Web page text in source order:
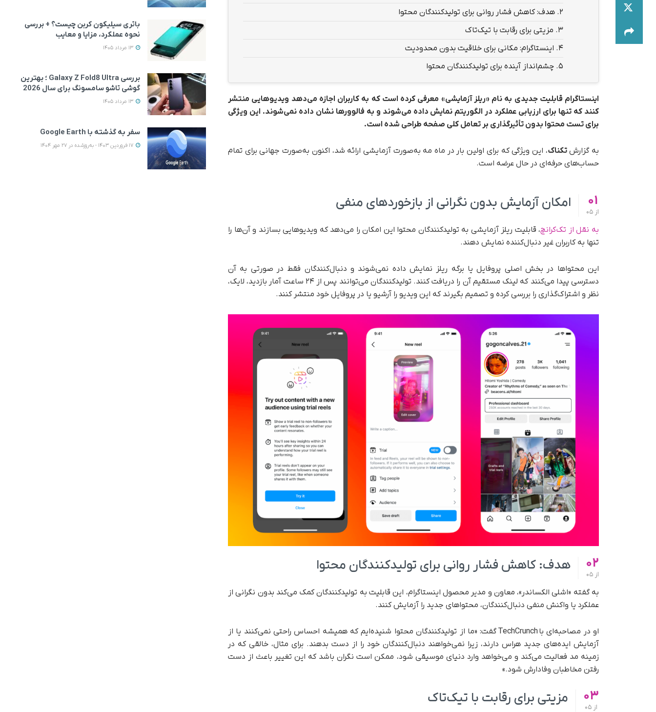
2. هدف: کاهش فشار روانی برای تولیدکنندگان محتوا
3. مزیتی برای رقابت با تیک‌تاک
4. اینستاگرام: مکانی برای خلاقیت بدون محدودیت
5. چشم‌انداز آینده برای تولیدکنندگان محتوا
اینستاگرام قابلیت جدیدی به نام «ریلز آزمایشی» معرفی کرده است که به کاربران اجازه می‌دهد ویدیوهایی منتشر
کنند که تنها برای ارزیابی عملکرد در الگوریتم نمایش داده می‌شوند و به فالوورها نشان داده نمی‌شوند. این ویژگی
برای تست محتوا بدون تأثیرگذاری بر تعامل کلی صفحه طراحی شده است.
به گزارشتکناک، این ویژگی که برای اولین بار در ماه مه به‌صورت آزمایشی ارائه شد، اکنون به‌صورت جهانی برای تمام
حساب‌های حرفه‌ای در حال عرضه است.
01
از
امکان آزمایش بدون نگرانی از بازخوردهای منفی
به نقل از تک‌کرانچ، قابلیت ریلز آزمایشی به تولیدکنندگان محتوا این امکان را می‌دهد که ویدیوهایی بسازند و آن‌ها را
تنها به کاربران غیر دنبال‌کننده نمایش دهند.
این محتواها در بخش اصلی پروفایل یا برگه ریلز نمایش داده نمی‌شوند و دنبال‌کنندگان فقط در صورتی به آن
دسترسی پیدا می‌کنند که لینک مستقیم آن را دریافت کنند. تولیدکنندگان می‌توانند پس از ۲۴ ساعت آمار بازدید، لایک،
نظر و اشتراک‌گذاری را بررسی کرده و تصمیم بگیرند که این ویدیو را آرشیو یا در پروفایل خود منتشر کنند.
02
از
هدف: کاهش فشار روانی برای تولیدکنندگان محتوا
به گفته «اشلی الکساندر»، معاون و مدیر محصول اینستاگرام، این قابلیت به تولیدکنندگان کمک می‌کند بدون نگرانی از
عملکرد یا واکنش منفی دنبال‌کنندگان، محتواهای جدید را آزمایش کنند.
او در مصاحبه‌ای با TechCrunch گفت: «ما از تولیدکنندگان محتوا شنیده‌ایم که همیشه احساس راحتی نمی‌کنند یا از
آزمایش ایده‌های جدید هراس دارند، زیرا نمی‌خواهند دنبال‌کنندگان خود را از دست بدهند. برای مثال، خالقی که در
زمینه مد فعالیت می‌کند و می‌خواهد وارد دنیای موسیقی شود، ممکن است نگران باشد که این تغییر باعث از دست
رفتن مخاطبان وفادارش شود.»
03
از
مزیتی برای رقابت با تیک‌تاک
باتری سیلیکون کربن چیست؟ + بررسی
نحوه عملکرد، مزایا و معایب
بررسی Galaxy Z Fold8 Ultra ؛ بهترین
گوشی تاشو سامسونگ برای سال 2026
سفر به گذشته با Google Earth